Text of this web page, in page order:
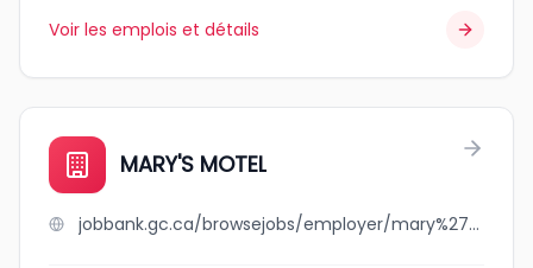
Voir les emplois et détails
MARY'S MOTEL
jobbank.gc.ca/browsejobs/employer/mary%27s+motel/ca